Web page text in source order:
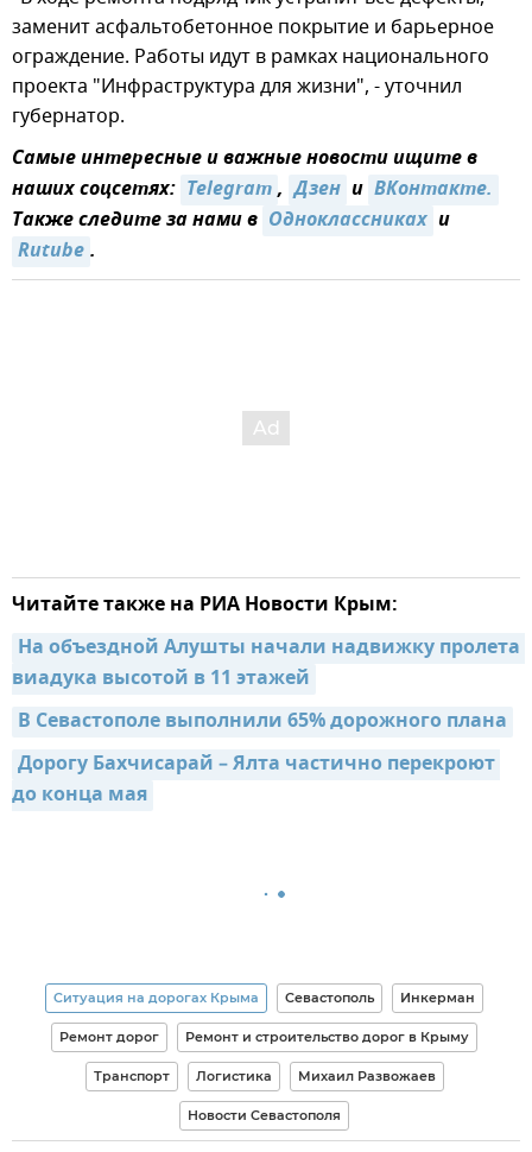
заменит асфальтобетонное покрытие и барьерное
ограждение. Работы идут в рамках национального
проекта "Инфраструктура для жизни", - уточнил
губернатор.
Самые интересные и важные новости ищите в
наших соцсетях: Telegram, Дзен и ВКонтакте.
Также следите за нами в Одноклассниках и
Rutube.
Читайте также на РИА Новости Крым:
На объездной Алушты начали надвижку пролета
виадука высотой в 11 этажей
В Севастополе выполнили 65% дорожного плана
Дорогу Бахчисарай – Ялта частично перекроют
до конца мая
Ситуация на дорогах Крыма Севастополь Инкерман
Ремонт дорог Ремонт и строительство дорог в Крыму
Транспорт Логистика Михаил Развожаев
Новости Севастополя